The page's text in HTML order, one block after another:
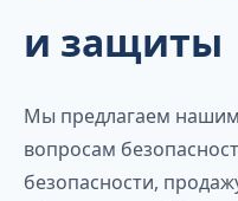
и защиты
Мы предлагаем нашим
вопросам
безопасности,